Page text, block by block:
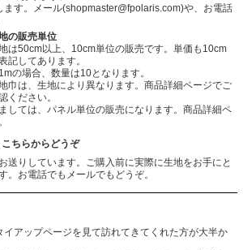
ます。メール(shopmaster@fpolaris.com)や、お電話
の販売単位
は50cm以上、10cm単位の販売です。単価も10cm
記してあります。
の場合、数量は10となります。
巾は、生地により異なります。商品詳細ページでご
ください。
しては、パネル単位の販売になります。商品詳細ペ
ちらからどうぞ
送りしています。ご購入前に実際に生地をお手にと
。お電話でもメールでもどうぞ。
アップページを見て訪れてきてくれた方が大半か